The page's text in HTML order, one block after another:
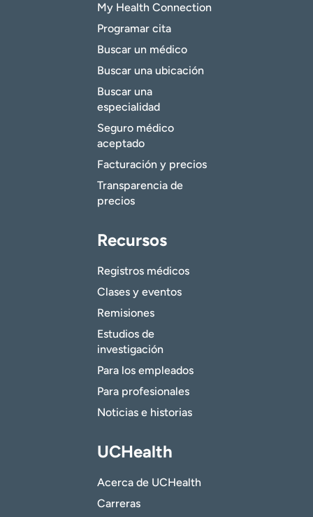
My Health Connection
Programar cita
Buscar un médico
Buscar una ubicación
Buscar una
especialidad
Seguro médico
aceptado
Facturación y precios
Transparencia de
precios
Recursos
Registros médicos
Clases y eventos
Remisiones
Estudios de
investigación
Para los empleados
Para profesionales
Noticias e historias
UCHealth
Acerca de UCHealth
Carreras